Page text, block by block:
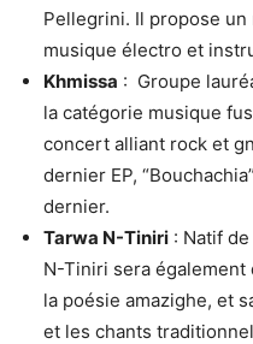
Pellegrini. Il propose
musique électro et
Khmissa : Groupe
la catégorie musique
concert alliant rock et
dernier EP,
dernier.
Tarwa N-Tiniri : Natif
N-Tiniri sera également
la poésie amazighe, et
et les chants